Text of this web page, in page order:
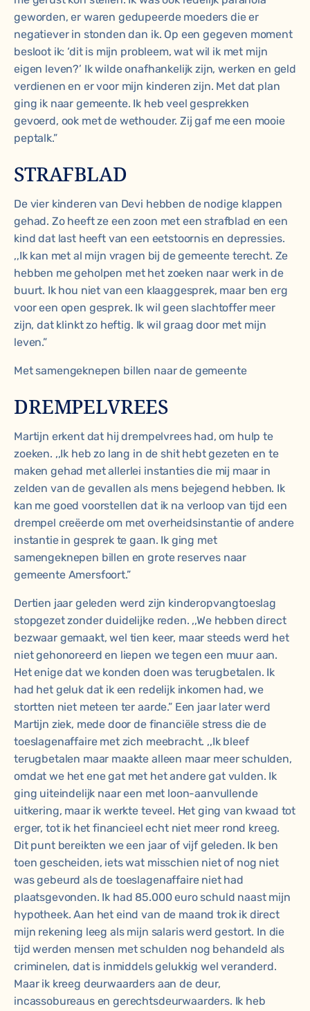
geworden, er waren gedupeerde moeders die er
negatiever in stonden dan ik. Op een gegeven moment
besloot ik: ‘dit is mijn probleem, wat wil ik met mijn
eigen leven?’ Ik wilde onafhankelijk zijn, werken en geld
verdienen en er voor mijn kinderen zijn. Met dat plan
ging ik naar gemeente. Ik heb veel gesprekken
gevoerd, ook met de wethouder. Zij gaf me een mooie
peptalk.”
STRAFBLAD
De vier kinderen van Devi hebben de nodige klappen
gehad. Zo heeft ze een zoon met een strafblad en een
kind dat last heeft van een eetstoornis en depressies.
,,Ik kan met al mijn vragen bij de gemeente terecht. Ze
hebben me geholpen met het zoeken naar werk in de
buurt. Ik hou niet van een klaaggesprek, maar ben erg
voor een open gesprek. Ik wil geen slachtoffer meer
zijn, dat klinkt zo heftig. Ik wil graag door met mijn
leven.”
Met samengeknepen billen naar de gemeente
DREMPELVREES
Martijn erkent dat hij drempelvrees had, om hulp te
zoeken. ,,Ik heb zo lang in de shit hebt gezeten en te
maken gehad met allerlei instanties die mij maar in
zelden van de gevallen als mens bejegend hebben. Ik
kan me goed voorstellen dat ik na verloop van tijd een
drempel creëerde om met overheidsinstantie of andere
instantie in gesprek te gaan. Ik ging met
samengeknepen billen en grote reserves naar
gemeente Amersfoort.”
Dertien jaar geleden werd zijn kinderopvangtoeslag
stopgezet zonder duidelijke reden. ,,We hebben direct
bezwaar gemaakt, wel tien keer, maar steeds werd het
niet gehonoreerd en liepen we tegen een muur aan.
Het enige dat we konden doen was terugbetalen. Ik
had het geluk dat ik een redelijk inkomen had, we
stortten niet meteen ter aarde.” Een jaar later werd
Martijn ziek, mede door de financiële stress die de
toeslagenaffaire met zich meebracht. ,,Ik bleef
terugbetalen maar maakte alleen maar meer schulden,
omdat we het ene gat met het andere gat vulden. Ik
ging uiteindelijk naar een met loon-aanvullende
uitkering, maar ik werkte teveel. Het ging van kwaad tot
erger, tot ik het financieel echt niet meer rond kreeg.
Dit punt bereikten we een jaar of vijf geleden. Ik ben
toen gescheiden, iets wat misschien niet of nog niet
was gebeurd als de toeslagenaffaire niet had
plaatsgevonden. Ik had 85.000 euro schuld naast mijn
hypotheek. Aan het eind van de maand trok ik direct
mijn rekening leeg als mijn salaris werd gestort. In die
tijd werden mensen met schulden nog behandeld als
criminelen, dat is inmiddels gelukkig wel veranderd.
Maar ik kreeg deurwaarders aan de deur,
incassobureaus en gerechtsdeurwaarders. Ik heb